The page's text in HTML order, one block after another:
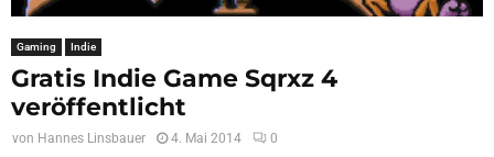
Gaming Indie
Gratis Indie Game Sqrxz 4
veröffentlicht
von Hannes Linsbauer 4. Mai 2014 0